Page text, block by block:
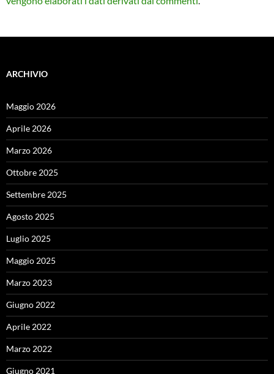
ARCHIVIO
Maggio 2026
Aprile 2026
Marzo 2026
Ottobre 2025
Settembre 2025
Agosto 2025
Luglio 2025
Maggio 2025
Marzo 2023
Giugno 2022
Aprile 2022
Marzo 2022
Giugno 2021